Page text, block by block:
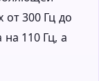
от 300 Гц до
110 Гц, а